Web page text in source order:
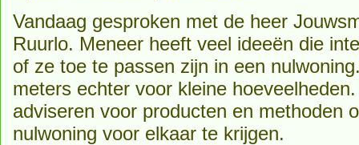
Vandaag gesproken met de heer
Ruurlo. Meneer heeft veel ideeën die
of ze toe te passen zijn in een
meters echter voor kleine
adviseren voor producten en methoden
nulwoning voor elkaar te krijgen.